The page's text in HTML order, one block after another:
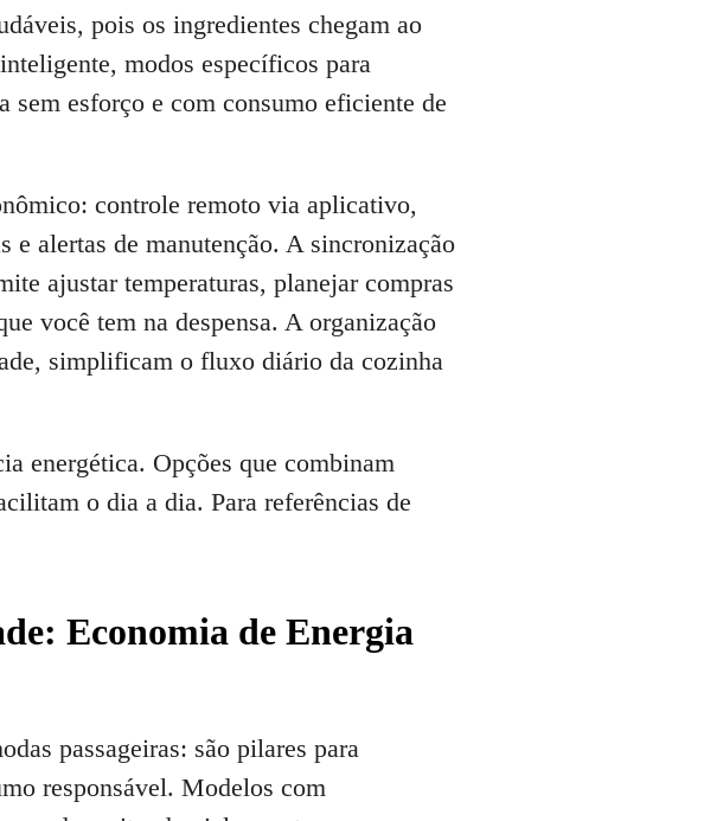
pois os ingredientes chegam ao
modos específicos para
sem esforço e com consumo eficiente de
controle remoto via aplicativo,
e alertas de manutenção. A sincronização
ajustar temperaturas, planejar compras
você tem na despensa. A organização
simplificam o fluxo diário da cozinha
energética. Opções que combinam
o dia a dia. Para referências de
Economia de Energia
passageiras: são pilares para
responsável. Modelos com